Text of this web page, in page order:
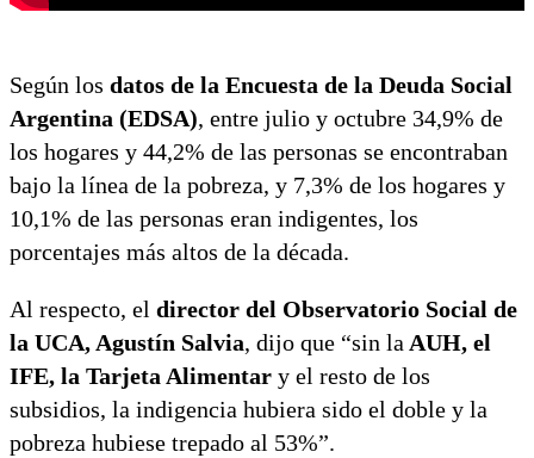
Según los datos de la Encuesta de la Deuda Social
Argentina (EDSA), entre julio y octubre 34,9% de
los hogares y 44,2% de las personas se encontraban
bajo la línea de la pobreza, y 7,3% de los hogares y
10,1% de las personas eran indigentes, los
porcentajes más altos de la década.
Al respecto, el director del Observatorio Social de
la UCA, Agustín Salvia, dijo que “sin la AUH, el
IFE, la Tarjeta Alimentar y el resto de los
subsidios, la indigencia hubiera sido el doble y la
pobreza hubiese trepado al 53%”.